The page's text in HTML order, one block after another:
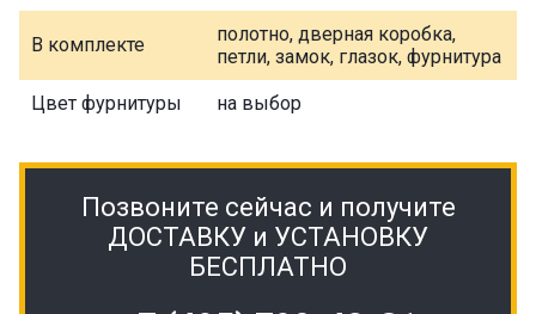
В комплекте
полотно, дверная коробка,
петли, замок, глазок, фурнитура
Цвет фурнитуры на выбор
Позвоните сейчас и получите
ДОСТАВКУ и УСТАНОВКУ
БЕСПЛАТНО